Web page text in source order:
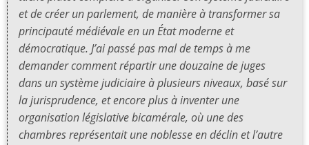
et de créer un parlement, de manière à transformer sa
principauté médiévale en un État moderne et
démocratique. J’ai passé pas mal de temps à me
demander comment répartir une douzaine de juges
dans un système judiciaire à plusieurs niveaux, basé sur
la jurisprudence, et encore plus à inventer une
organisation législative bicamérale, où une des
chambres représentait une noblesse en déclin et l’autre